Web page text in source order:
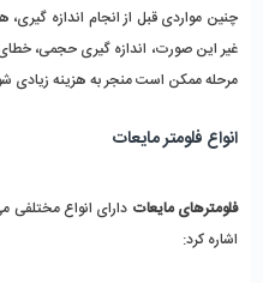
چنین مواردی قبل از انجام اندازه
غیر این صورت، اندازه گیری حجمی، خطای
مرحله ممکن است منجر به هزینه زیادی
انواع فلومتر مایعات
فلومترهای مایعات دارای انواع مختلفی
اشاره کرد: